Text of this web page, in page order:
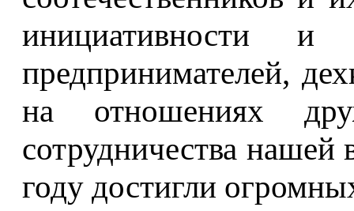
инициативности и
предпринимателей,
на отношениях
сотрудничества
году достигли